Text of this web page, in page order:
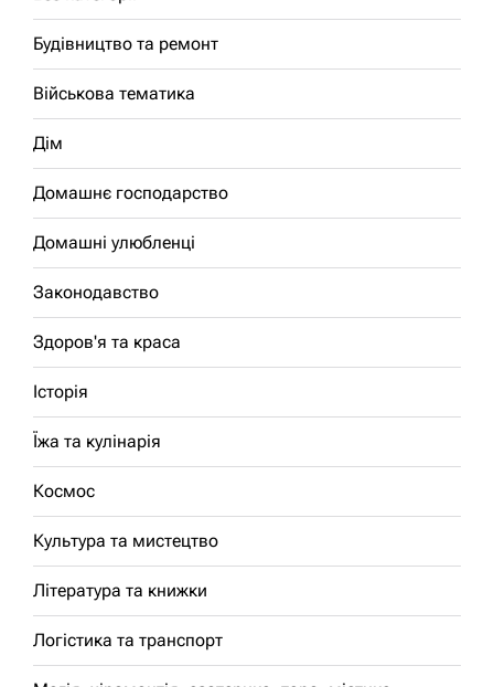
Будівництво та ремонт
Військова тематика
Дім
Домашнє господарство
Домашні улюбленці
Законодавство
Здоров'я та краса
Історія
Їжа та кулінарія
Космос
Культура та мистецтво
Література та книжки
Логістика та транспорт